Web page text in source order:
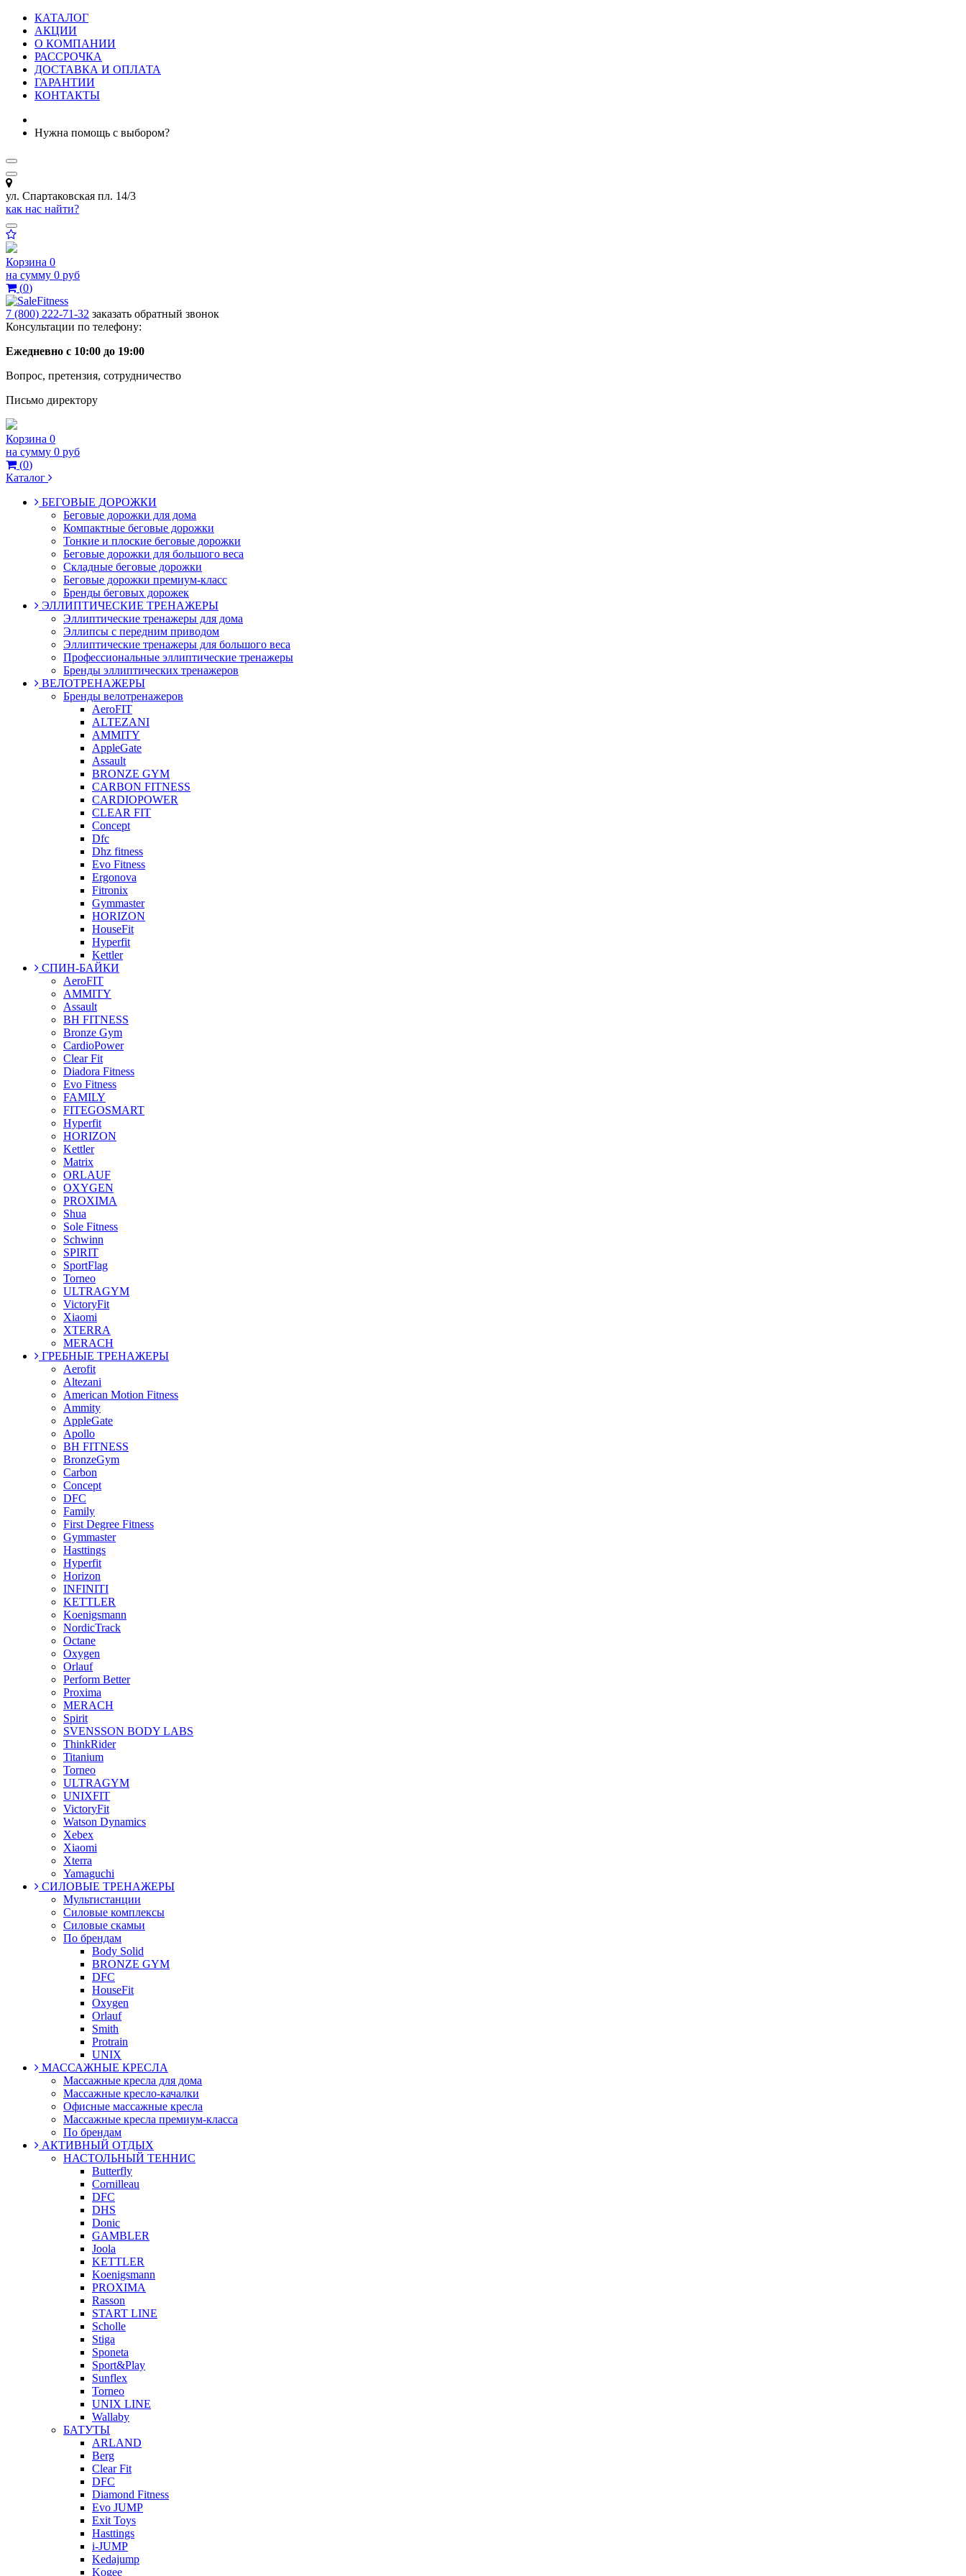
КАТАЛОГ
АКЦИИ
О КОМПАНИИ
РАССРОЧКА
ДОСТАВКА И ОПЛАТА
ГАРАНТИИ
КОНТАКТЫ
Нужна помощь с выбором?
ул. Спартаковская пл. 14/3
как нас найти?
Корзина 0
на сумму 0 руб
(0)
7 (800) 222-71-32 заказать обратный звонок
Консультации по телефону:
Ежедневно с 10:00 до 19:00
Вопрос, претензия, сотрудничество
Письмо директору
Корзина 0
на сумму 0 руб
(0)
Каталог
БЕГОВЫЕ ДОРОЖКИ
Беговые дорожки для дома
Компактные беговые дорожки
Тонкие и плоские беговые дорожки
Беговые дорожки для большого веса
Складные беговые дорожки
Беговые дорожки премиум-класс
Бренды беговых дорожек
ЭЛЛИПТИЧЕСКИЕ ТРЕНАЖЕРЫ
Эллиптические тренажеры для дома
Эллипсы с передним приводом
Эллиптические тренажеры для большого веса
Профессиональные эллиптические тренажеры
Бренды эллиптических тренажеров
ВЕЛОТРЕНАЖЕРЫ
Бренды велотренажеров
AeroFIT
ALTEZANI
AMMITY
AppleGate
Assault
BRONZE GYM
CARBON FITNESS
CARDIOPOWER
CLEAR FIT
Concept
Dfc
Dhz fitness
Evo Fitness
Ergonova
Fitronix
Gymmaster
HORIZON
HouseFit
Hyperfit
Kettler
СПИН-БАЙКИ
AeroFIT
AMMITY
Assault
BH FITNESS
Bronze Gym
CardioPower
Clear Fit
Diadora Fitness
Evo Fitness
FAMILY
FITEGOSMART
Hyperfit
HORIZON
Kettler
Matrix
ORLAUF
OXYGEN
PROXIMA
Shua
Sole Fitness
Schwinn
SPIRIT
SportFlag
Torneo
ULTRAGYM
VictoryFit
Xiaomi
XTERRA
MERACH
ГРЕБНЫЕ ТРЕНАЖЕРЫ
Aerofit
Altezani
American Motion Fitness
Ammity
AppleGate
Apollo
BH FITNESS
BronzeGym
Carbon
Concept
DFC
Family
First Degree Fitness
Gymmaster
Hasttings
Hyperfit
Horizon
INFINITI
KETTLER
Koenigsmann
NordicTrack
Octane
Oxygen
Orlauf
Perform Better
Proxima
MERACH
Spirit
SVENSSON BODY LABS
ThinkRider
Titanium
Torneo
ULTRAGYM
UNIXFIT
VictoryFit
Watson Dynamics
Xebex
Xiaomi
Xterra
Yamaguchi
СИЛОВЫЕ ТРЕНАЖЕРЫ
Мультистанции
Силовые комплексы
Силовые скамьи
По брендам
Body Solid
BRONZE GYM
DFC
HouseFit
Oxygen
Orlauf
Smith
Protrain
UNIX
МАССАЖНЫЕ КРЕСЛА
Массажные кресла для дома
Массажные кресло-качалки
Офисные массажные кресла
Массажные кресла премиум-класса
По брендам
АКТИВНЫЙ ОТДЫХ
НАСТОЛЬНЫЙ ТЕННИС
Butterfly
Cornilleau
DFC
DHS
Donic
GAMBLER
Joola
KETTLER
Koenigsmann
PROXIMA
Rasson
START LINE
Scholle
Stiga
Sponeta
Sport&Play
Sunflex
Torneo
UNIX LINE
Wallaby
БАТУТЫ
ARLAND
Berg
Clear Fit
DFC
Diamond Fitness
Evo JUMP
Exit Toys
Hasttings
i-JUMP
Kedajump
Kogee